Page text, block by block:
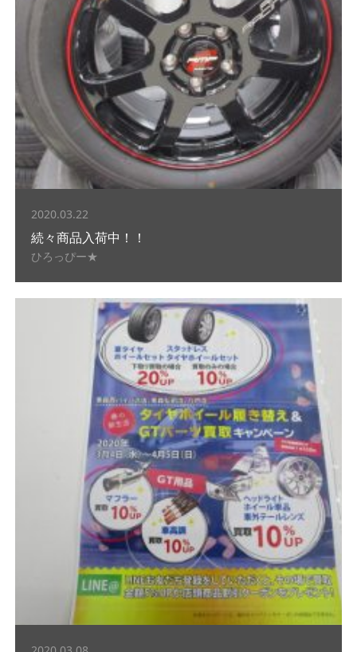
2020.03.22
続々商品入荷中！！
ひろっぴー★